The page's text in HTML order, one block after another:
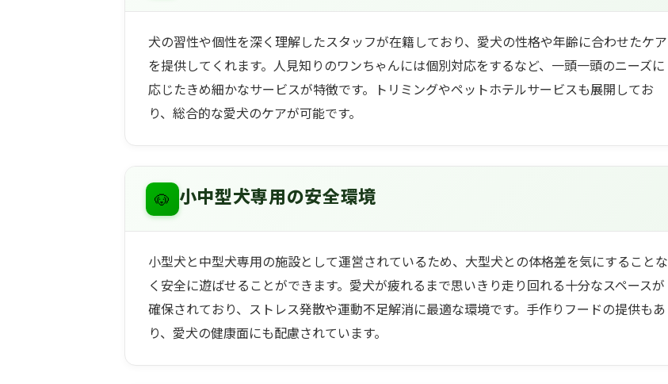
犬の習性や個性を深く理解したスタッフが在籍しており、愛犬の性格や年齢に合わせたケア
を提供してくれます。人見知りのワンちゃんには個別対応をするなど、一頭一頭のニーズに
応じたきめ細かなサービスが特徴です。トリミングやペットホテルサービスも展開してお
り、総合的な愛犬のケアが可能です。
🐶 小中型犬専用の安全環境
小型犬と中型犬専用の施設として運営されているため、大型犬との体格差を気にすることな
く安全に遊ばせることができます。愛犬が疲れるまで思いきり走り回れる十分なスペースが
確保されており、ストレス発散や運動不足解消に最適な環境です。手作りフードの提供もあ
り、愛犬の健康面にも配慮されています。